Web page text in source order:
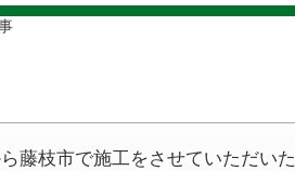
藤枝市で施工をさせていただいた